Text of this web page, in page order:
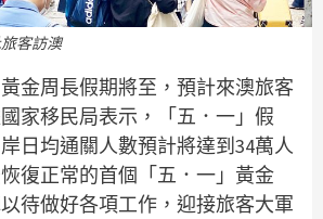
客訪澳
金周長假期將至，預計來澳旅客
家移民局表示，「五．一」假
日均通關人數預計將達到34萬人
復正常的首個「五．一」黃金
待做好各項工作，迎接旅客大軍